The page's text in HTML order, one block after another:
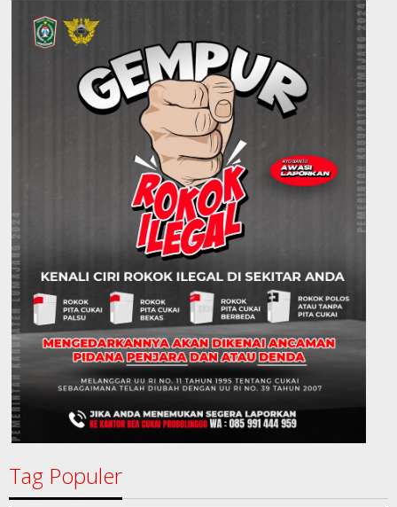
Tag Populer